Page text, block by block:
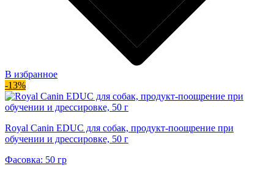
В избранное
-13%
Royal Canin EDUC для собак, продукт-поощрение при
обучении и дрессировке, 50 г
Фасовка: 50 гр